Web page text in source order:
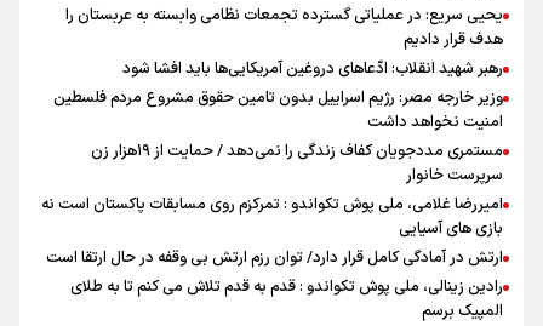
یحیی سریع: در عملیاتی گسترده تجمعات نظامی وابسته به عربستان را
هدف قرار دادیم
رهبر شهید انقلاب: ادّعاهای دروغین آمریکایی‌ها باید افشا شود
وزیر خارجه مصر: رژیم اسراییل بدون تامین حقوق مشروع مردم فلسطین
امنیت نخواهد داشت
مستمری مددجویان کفاف زندگی را نمی‌دهد / حمایت از ۱۹هزار زن‌
سرپرست خانوار
امیررضا غلامی، ملی پوش تکواندو : تمرکزم روی مسابقات پاکستان است نه
بازی های آسیایی
ارتش در آمادگی کامل قرار دارد/ توان رزم ارتش بی وقفه در حال ارتقا است
رادین زینالی، ملی پوش تکواندو : قدم به قدم تلاش می کنم تا به طلای
المپیک برسم